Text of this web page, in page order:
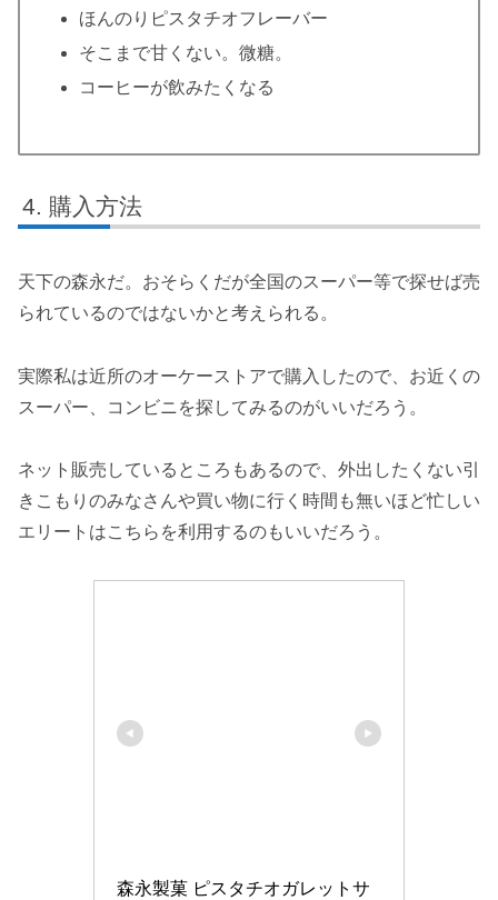
ほんのりピスタチオフレーバー
そこまで甘くない。微糖。
コーヒーが飲みたくなる
購入方法
天下の森永だ。おそらくだが全国のスーパー等で探せば売
られているのではないかと考えられる。
実際私は近所のオーケーストアで購入したので、お近くの
スーパー、コンビニを探してみるのがいいだろう。
ネット販売しているところもあるので、外出したくない引
きこもりのみなさんや買い物に行く時間も無いほど忙しい
エリートはこちらを利用するのもいいだろう。
森永製菓 ピスタチオガレットサ